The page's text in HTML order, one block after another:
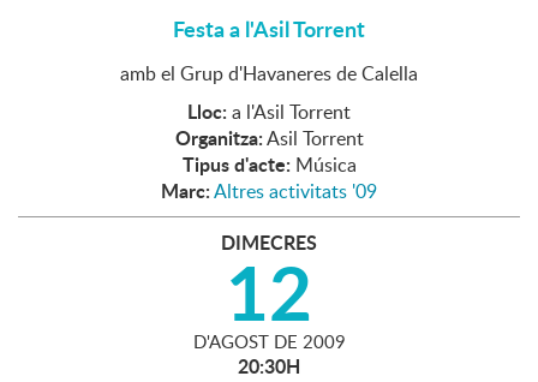
Festa a l'Asil Torrent
amb el Grup d'Havaneres de Calella
Lloc: a l'Asil Torrent
Organitza:Asil Torrent
Tipus d'acte: Música
Marc:Altres activitats '09
DIMECRES
12
D'AGOST DE 2009
20:30H